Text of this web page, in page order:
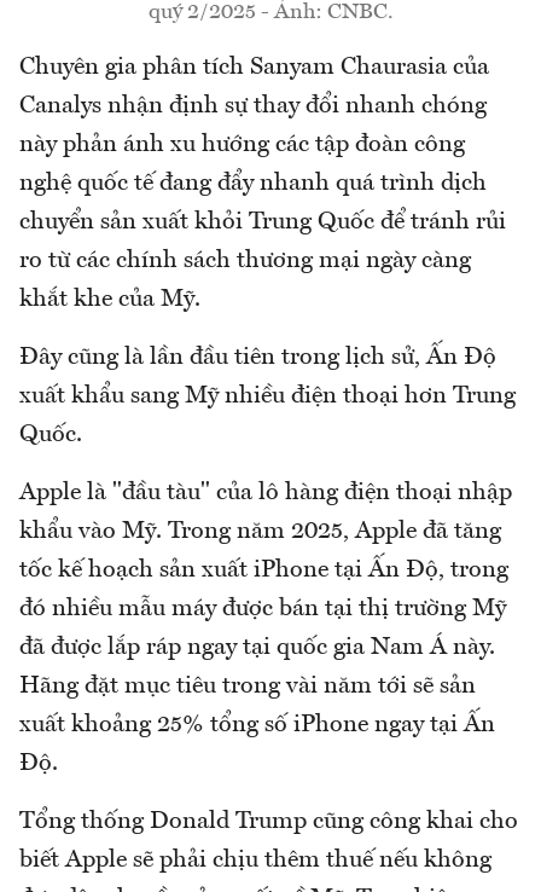
quý 2/2025 - Ảnh: CNBC.
Chuyên gia phân tích Sanyam Chaurasia của
Canalys nhận định sự thay đổi nhanh chóng
này phản ánh xu hướng các tập đoàn công
nghệ quốc tế đang đẩy nhanh quá trình dịch
chuyển sản xuất khỏi Trung Quốc để tránh rủi
ro từ các chính sách thương mại ngày càng
khắt khe của Mỹ.
Đây cũng là lần đầu tiên trong lịch sử, Ấn Độ
xuất khẩu sang Mỹ nhiều điện thoại hơn Trung
Quốc.
Apple là "đầu tàu" của lô hàng điện thoại nhập
khẩu vào Mỹ. Trong năm 2025, Apple đã tăng
tốc kế hoạch sản xuất iPhone tại Ấn Độ, trong
đó nhiều mẫu máy được bán tại thị trường Mỹ
đã được lắp ráp ngay tại quốc gia Nam Á này.
Hãng đặt mục tiêu trong vài năm tới sẽ sản
xuất khoảng 25% tổng số iPhone ngay tại Ấn
Độ.
Tổng thống Donald Trump cũng công khai cho
biết Apple sẽ phải chịu thêm thuế nếu không